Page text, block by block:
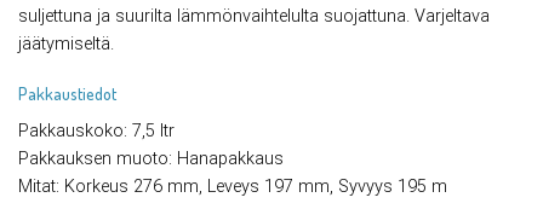
suljettuna ja suurilta lämmönvaihtelulta suojattuna. Varjeltava
jäätymiseltä.
Pakkaustiedot
Pakkauskoko: 7,5 ltr
Pakkauksen muoto: Hanapakkaus
Mitat: Korkeus 276 mm, Leveys 197 mm, Syvyys 195 m